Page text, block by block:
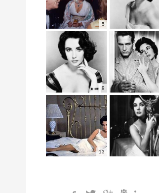
5
9
13